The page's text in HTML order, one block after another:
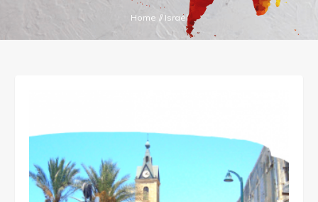
Home // Israel